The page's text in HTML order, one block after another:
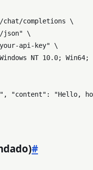
completions \
json" \
api-key" \
NT 10.0; Win64;
"content": "Hello,
#